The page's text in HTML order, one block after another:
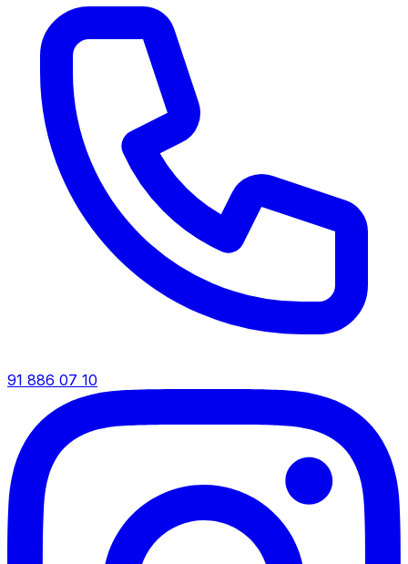
91 886 07 10